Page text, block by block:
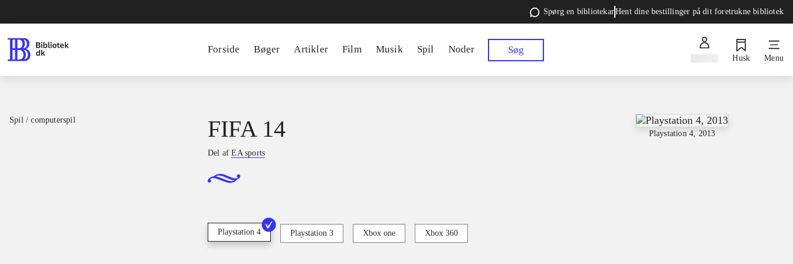
Spørg en bibliotekarHent dine bestillinger på dit foretrukne bibliotek
Forside Bøger Artikler Film Musik Spil Noder Søg
Husk Menu
Spil / computerspil
Playstation 4, 2013
FIFA 14
Del afEA sports
Playstation 4 Playstation 3 Xbox one Xbox 360